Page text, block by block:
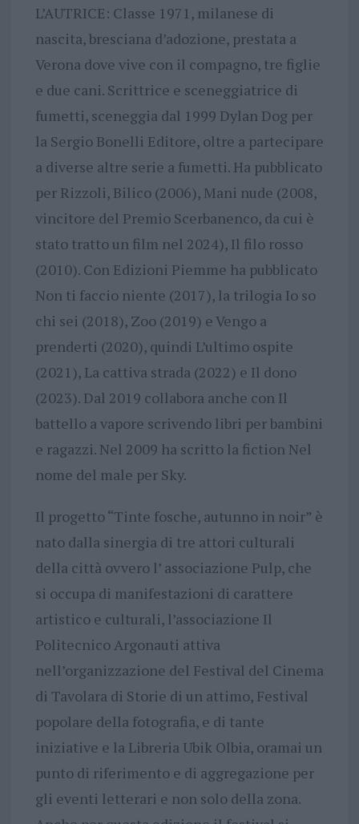
L’AUTRICE: Classe 1971, milanese di
nascita, bresciana d’adozione, prestata a
Verona dove vive con il compagno, tre figlie
e due cani. Scrittrice e sceneggiatrice di
fumetti, sceneggia dal 1999 Dylan Dog per
la Sergio Bonelli Editore, oltre a partecipare
a diverse altre serie a fumetti. Ha pubblicato
per Rizzoli, Bilico (2006), Mani nude (2008,
vincitore del Premio Scerbanenco, da cui è
stato tratto un film nel 2024), Il filo rosso
(2010). Con Edizioni Piemme ha pubblicato
Non ti faccio niente (2017), la trilogia Io so
chi sei (2018), Zoo (2019) e Vengo a
prenderti (2020), quindi L’ultimo ospite
(2021), La cattiva strada (2022) e Il dono
(2023). Dal 2019 collabora anche con Il
battello a vapore scrivendo libri per bambini
e ragazzi. Nel 2009 ha scritto la fiction Nel
nome del male per Sky.
Il progetto “Tinte fosche, autunno in noir” è
nato dalla sinergia di tre attori culturali
della città ovvero l’ associazione Pulp, che
si occupa di manifestazioni di carattere
artistico e culturali, l’associazione Il
Politecnico Argonauti attiva
nell’organizzazione del Festival del Cinema
di Tavolara di Storie di un attimo, Festival
popolare della fotografia, e di tante
iniziative e la Libreria Ubik Olbia, oramai un
punto di riferimento e di aggregazione per
gli eventi letterari e non solo della zona.